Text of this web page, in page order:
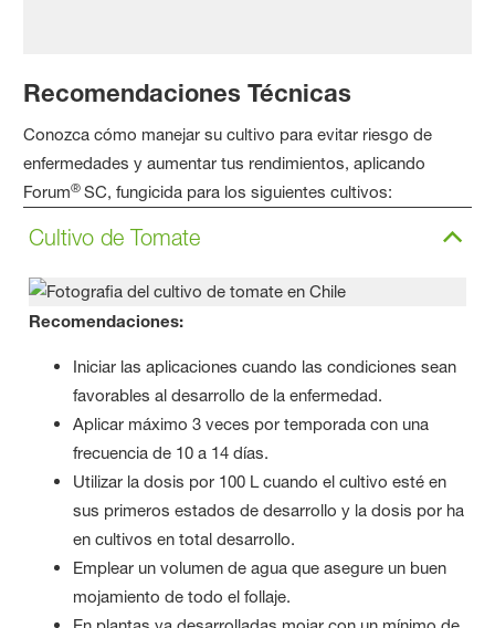
Recomendaciones Técnicas
Conozca cómo manejar su cultivo para evitar riesgo de
enfermedades y aumentar tus rendimientos, aplicando
Forum® SC, fungicida para los siguientes cultivos:
Cultivo de Tomate
Recomendaciones:
Iniciar las aplicaciones cuando las condiciones sean
favorables al desarrollo de la enfermedad.
Aplicar máximo 3 veces por temporada con una
frecuencia de 10 a 14 días.
Utilizar la dosis por 100 L cuando el cultivo esté en
sus primeros estados de desarrollo y la dosis por ha
en cultivos en total desarrollo.
Emplear un volumen de agua que asegure un buen
mojamiento de todo el follaje.